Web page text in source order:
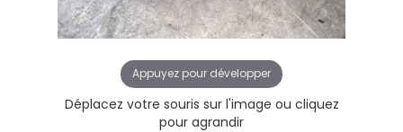
Appuyez pour développer
Déplacez votre souris sur l'image ou cliquez
pour agrandir